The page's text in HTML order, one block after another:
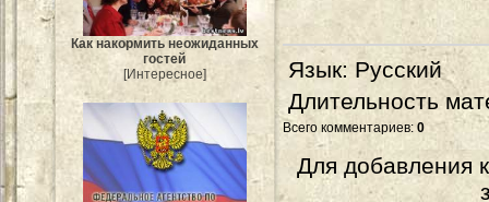
Как накормить неожиданных
гостей
[Интересное]
Язык: Русский
Длительность
Всего комментариев: 0
Для добавления